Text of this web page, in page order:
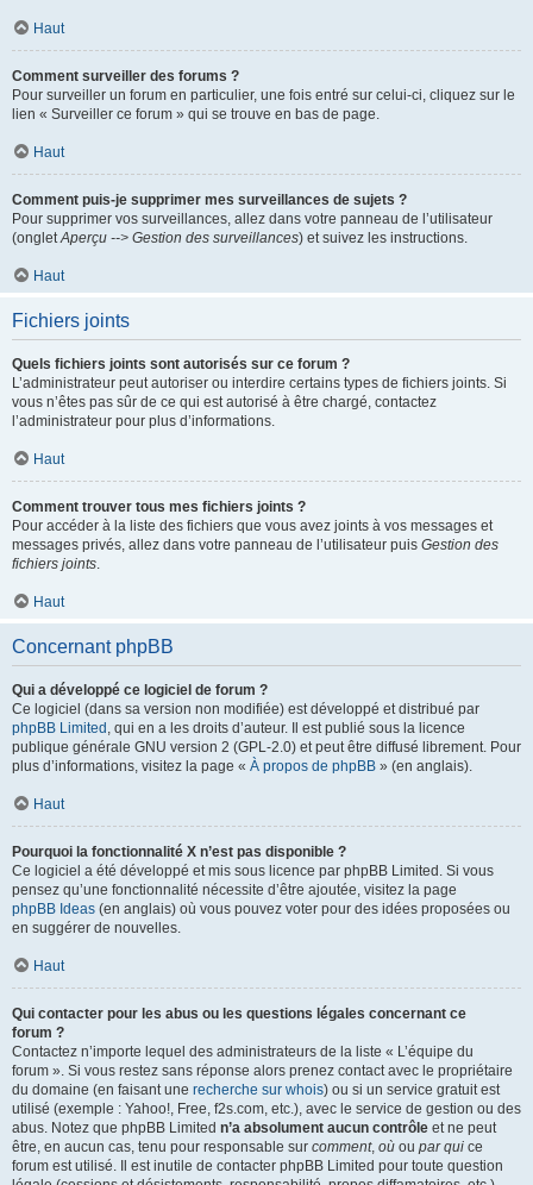
Haut
Comment surveiller des forums ?
Pour surveiller un forum en particulier, une fois entré sur celui-ci, cliquez sur le
lien « Surveiller ce forum » qui se trouve en bas de page.
Haut
Comment puis-je supprimer mes surveillances de sujets ?
Pour supprimer vos surveillances, allez dans votre panneau de l’utilisateur
(ongletAperçu --> Gestion des surveillances) et suivez les instructions.
Haut
Fichiers joints
Quels fichiers joints sont autorisés sur ce forum ?
L’administrateur peut autoriser ou interdire certains types de fichiers joints. Si
vous n’êtes pas sûr de ce qui est autorisé à être chargé, contactez
l’administrateur pour plus d’informations.
Haut
Comment trouver tous mes fichiers joints ?
Pour accéder à la liste des fichiers que vous avez joints à vos messages et
messages privés, allez dans votre panneau de l’utilisateur puis Gestion des
fichiers joints.
Haut
Concernant phpBB
Qui a développé ce logiciel de forum ?
Ce logiciel (dans sa version non modifiée) est développé et distribué par
phpBB Limited , qui en a les droits d’auteur. Il est publié sous la licence
publique générale GNU version 2 (GPL-2.0) et peut être diffusé librement. Pour
plus d’informations, visitez la page « À propos de phpBB » (en anglais).
Haut
Pourquoi la fonctionnalité X n’est pas disponible ?
Ce logiciel a été développé et mis sous licence par phpBB Limited. Si vous
pensez qu’une fonctionnalité nécessite d’être ajoutée, visitez la page
phpBB Ideas (en anglais) où vous pouvez voter pour des idées proposées ou
en suggérer de nouvelles.
Haut
Qui contacter pour les abus ou les questions légales concernant ce
forum ?
Contactez n’importe lequel des administrateurs de la liste « L’équipe du
forum ». Si vous restez sans réponse alors prenez contact avec le propriétaire
du domaine (en faisant une recherche sur whois) ou si un service gratuit est
utilisé (exemple : Yahoo!, Free, f2s.com, etc.), avec le service de gestion ou des
abus. Notez que phpBB Limited n’a absolument aucun contrôle et ne peut
être, en aucun cas, tenu pour responsable sur comment, où ou par qui ce
forum est utilisé. Il est inutile de contacter phpBB Limited pour toute question